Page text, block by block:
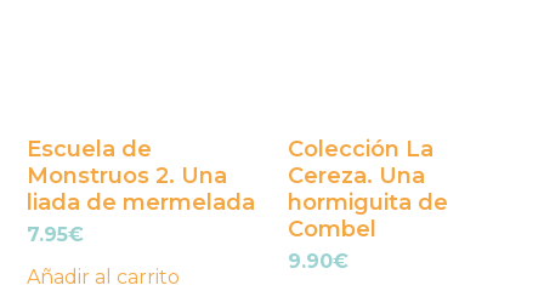
Escuela de
Monstruos 2. Una
liada de mermelada
7.95€
Añadir al carrito
Colección La
Cereza. Una
hormiguita de
Combel
9.90€